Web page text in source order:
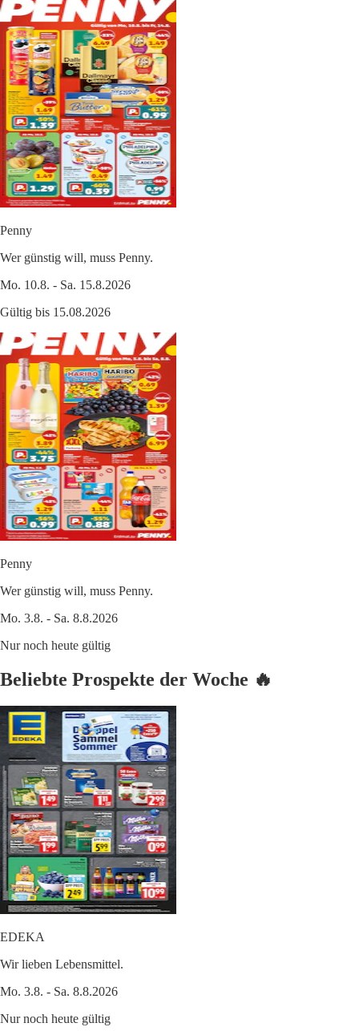
Penny
Wer günstig will, muss Penny.
Mo. 10.8. - Sa. 15.8.2026
Gültig bis 15.08.2026
Penny
Wer günstig will, muss Penny.
Mo. 3.8. - Sa. 8.8.2026
Nur noch heute gültig
Beliebte Prospekte der Woche 🔥
EDEKA
Wir lieben Lebensmittel.
Mo. 3.8. - Sa. 8.8.2026
Nur noch heute gültig